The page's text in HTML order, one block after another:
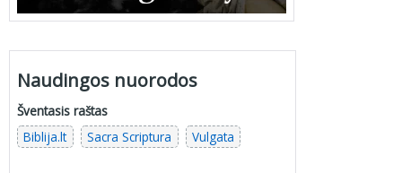
Naudingos nuorodos
Šventasis raštas
Biblija.lt
Sacra Scriptura Vulgata